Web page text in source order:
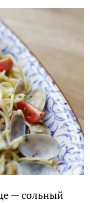
— сольный